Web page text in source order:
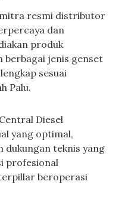
mitra resmi distributor
dan
produk
berbagai jenis genset
sesuai
Palu.
Diesel
yang optimal,
teknis yang
profesional
beroperasi